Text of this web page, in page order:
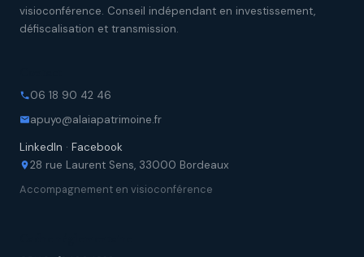
visioconférence. Conseil indépendant en investissement,
défiscalisation et transmission.
06 18 90 42 46
apuyo@alaiapatrimoine.fr
LinkedIn · Facebook
28 rue Laurent Sens, 33000 Bordeaux
Accompagnement en visioconférence